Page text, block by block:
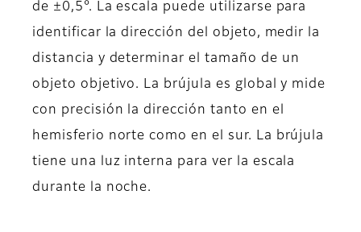
de ±0,5°. La escala puede utilizarse para
identificar la dirección del objeto, medir la
distancia y determinar el tamaño de un
objeto objetivo. La brújula es global y mide
con precisión la dirección tanto en el
hemisferio norte como en el sur. La brújula
tiene una luz interna para ver la escala
durante la noche.